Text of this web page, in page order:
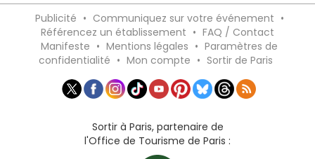
Publicité • Communiquez sur votre événement •
Référencez un établissement • FAQ / Contact
Manifeste • Mentions légales • Paramètres de
confidentialité • Mon compte • Sortir de Paris
Sortir à Paris, partenaire de
l'Office de Tourisme de Paris :